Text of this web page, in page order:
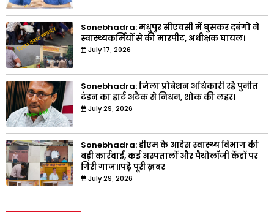
Sonebhadra: मधुपुर सीएचसी में घुसकर दबंगो ने
स्वास्थ्यकर्मियों से की मारपीट, अधीक्षक घायल।
July 17, 2026
Sonebhadra: जिला प्रोबेशन अधिकारी रहे पुनीत
टंडन का हार्ट अटैक से निधन, शोक की लहर।
July 29, 2026
Sonebhadra: डीएम के आदेस स्वास्थ्य विभाग की
बड़ी कार्रवाई, कई अस्पतालों और पैथोलॉजी केंद्रों पर
गिरी गाज।।पढ़े पूरी ख़बर
July 29, 2026